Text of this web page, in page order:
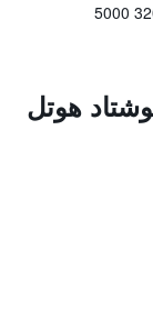
هوتل